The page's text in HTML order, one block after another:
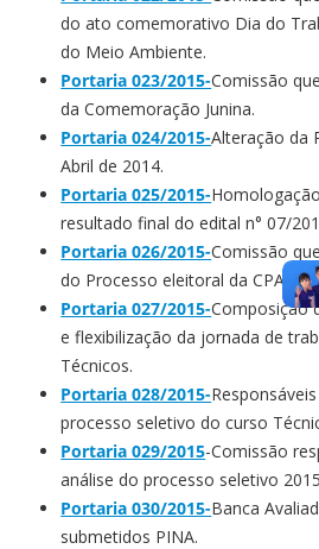
do ato comemorativo Dia do
do Meio Ambiente.
Portaria 023/2015-Comissão
da Comemoração Junina.
Portaria 024/2015-Alteração da
Abril de 2014.
Portaria 025/2015-
resultado final do edital n° 07/
Portaria 026/2015-Comissão
do Processo eleitoral da CPA.
Portaria 027/2015-Composição
e flexibilização da jornada de
Técnicos.
Portaria 028/2015-
processo seletivo do curso
Portaria 029/2015-Comissão
análise do processo seletivo
Portaria 030/2015-Banca
submetidos PINA.